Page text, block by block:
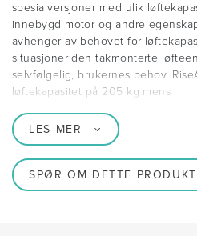
spesialversjoner med ulik
innebygd motor og andre
avhenger av behovet for
situasjoner den takmonterte
selvfølgelig, brukernes behov.
løftekapasitet på 205 kg mens
LES MER
SPØR OM DETTE